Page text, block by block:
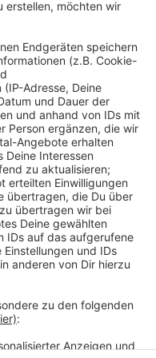
und am Wall
aufwerten
Tiefgaragen
Boden eingepflanzt
auch Blumen. Vier
noch einen
anwachsen.
06:26